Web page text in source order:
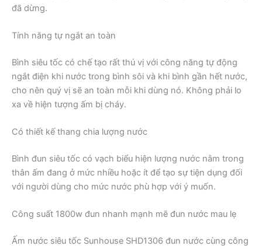
đã dừng.
Tính năng tự ngắt an toàn
Bình siêu tốc có chế tạo rất thú vị với công năng tự động
ngắt điện khi nước trong bình sôi và khi bình gần hết nước,
cho nên quý vị sẽ an toàn mỗi khi dùng nó. Không phải lo
xa về hiện tượng ấm bị cháy.
Có thiết kế thang chia lượng nước
Bình đun siêu tốc có vạch biểu hiện lượng nước nằm trong
thân ấm đang ở mức nhiều hoặc ít để tạo sự tiện dụng đối
với người dùng cho mức nước phù hợp với ý muốn.
Công suất 1800w đun nhanh mạnh mẽ đun nước mau lẹ
Ấm nước siêu tốc Sunhouse SHD1306 đun nước cùng công